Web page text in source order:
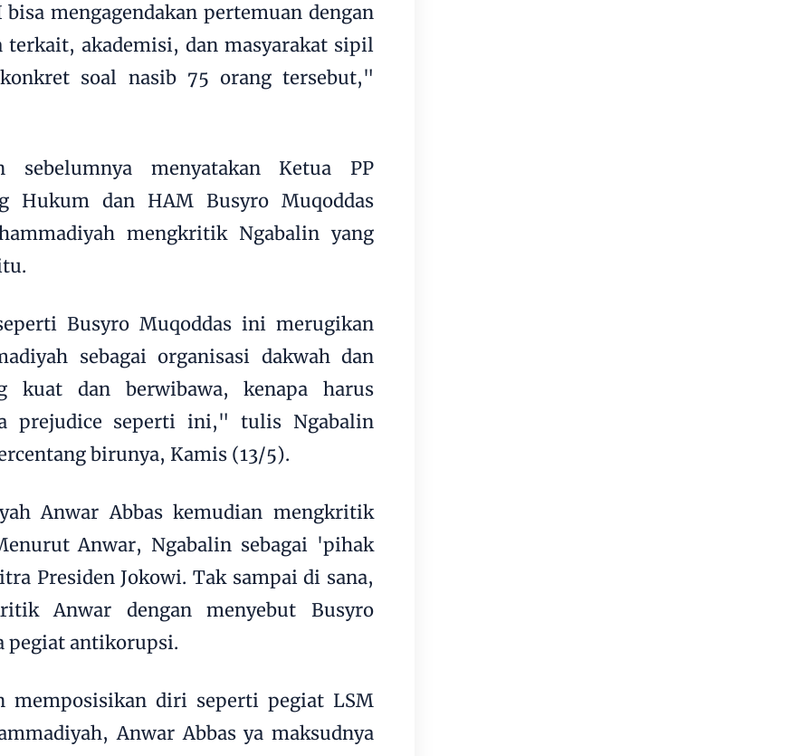
mengagendakan pertemuan dengan
terkait, akademisi, dan masyarakat sipil
soal nasib 75 orang tersebut,"
menyatakan Ketua PP
Hukum dan HAM Busyro Muqoddas
mengkritik Ngabalin yang
Busyro Muqoddas ini merugikan
sebagai organisasi dakwah dan
kuat dan berwibawa, kenapa harus
prejudice seperti ini," tulis Ngabalin
birunya, Kamis (13/5).
Anwar Abbas kemudian mengkritik
Anwar, Ngabalin sebagai 'pihak
Presiden Jokowi. Tak sampai di sana,
Anwar dengan menyebut Busyro
pegiat antikorupsi.
memposisikan diri seperti pegiat LSM
Anwar Abbas ya maksudnya